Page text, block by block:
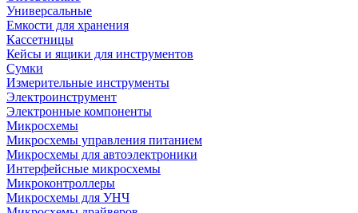
Универсальные
Емкости для хранения
Кассетницы
Кейсы и ящики для инструментов
Сумки
Измерительные инструменты
Электроинструмент
Электронные компоненты
Микросхемы
Микросхемы управления питанием
Микросхемы для автоэлектроники
Интерфейсные микросхемы
Микроконтроллеры
Микросхемы для УНЧ